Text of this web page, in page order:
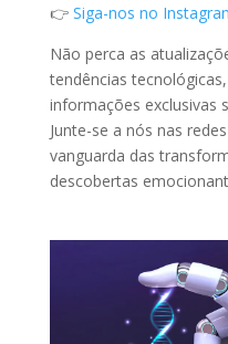
👉 Siga-nos no
Não perca as
tendências
informações exclusivas
Junte-se a nós nas
vanguarda das
descobertas